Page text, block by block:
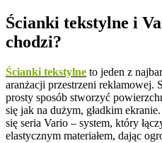
Ścianki tekstylne i
chodzi?
Ścianki tekstylne to jeden z
aranżacji przestrzeni reklamowej.
prosty sposób stworzyć
się jak na dużym, gładkim
się seria Vario – system, który
elastycznym materiałem, dając